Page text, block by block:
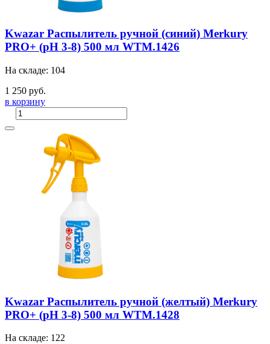
Kwazar Распылитель ручной (синий) Merkury
PRO+ (pH 3-8) 500 мл WTM.1426
На складе: 104
1 250 руб.
в корзину
Kwazar Распылитель ручной (желтый) Merkury
PRO+ (pH 3-8) 500 мл WTM.1428
На складе: 122